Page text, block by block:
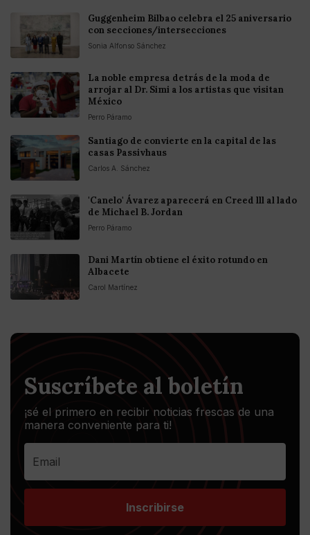
Guggenheim Bilbao celebra el 25 aniversario
con secciones/intersecciones
Sonia Alfonso Sánchez
La noble empresa detrás de la moda de
arrojar al Dr. Simi a los artistas que visitan
México
Perro Páramo
Santiago de convierte en la capital de las
casas Passivhaus
Carlos A. Sánchez
'Canelo' Ávarez aparecerá en Creed lll al lado
de Michael B. Jordan
Perro Páramo
Dani Martín obtiene el éxito rotundo en
Albacete
Carol Martínez
Suscríbete al boletín
¡sé el primero en recibir noticias frescas de una
manera conveniente para ti!
Inscribirse